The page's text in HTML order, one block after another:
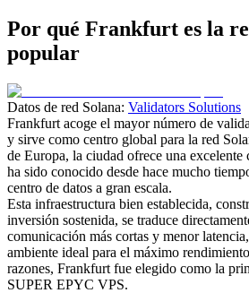
Por qué Frankfurt es la
popular
Datos de red Solana: Validators Solutions
Frankfurt acoge el mayor número de
y sirve como centro global para la red
de Europa, la ciudad ofrece una
ha sido conocido desde hace mucho
centro de datos a gran escala.
Esta infraestructura bien establecida,
inversión sostenida, se traduce
comunicación más cortas y menor
ambiente ideal para el máximo
razones, Frankfurt fue elegido como la
SUPER EPYC VPS.